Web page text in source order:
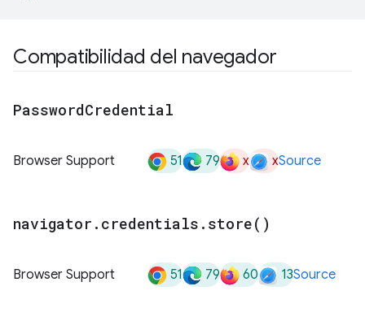
Compatibilidad del navegador
PasswordCredential
Browser Support 51 79 x xSource
navigator . credentials . store( )
Browser Support 51 79 60 13Source